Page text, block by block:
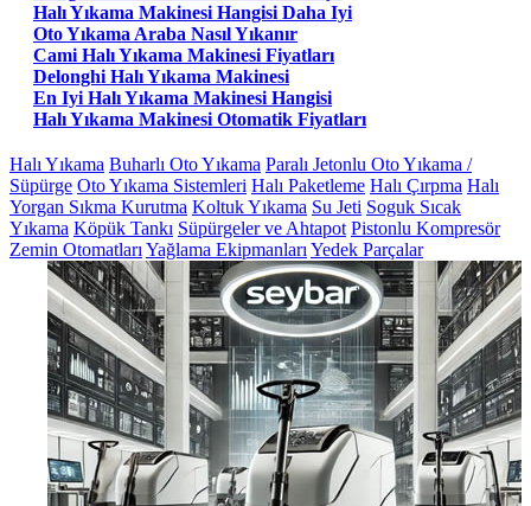
Halı Yıkama Makinesi Hangisi Daha Iyi
Oto Yıkama Araba Nasıl Yıkanır
Cami Halı Yıkama Makinesi Fiyatları
Delonghi Halı Yıkama Makinesi
En Iyi Halı Yıkama Makinesi Hangisi
Halı Yıkama Makinesi Otomatik Fiyatları
Halı Yıkama Buharlı Oto Yıkama Paralı Jetonlu Oto Yıkama /
Süpürge Oto Yıkama Sistemleri Halı Paketleme Halı Çırpma Halı
Yorgan Sıkma Kurutma Koltuk Yıkama Su Jeti Soguk Sıcak
Yıkama Köpük Tankı Süpürgeler ve Ahtapot Pistonlu Kompresör
Zemin Otomatları Yağlama Ekipmanları Yedek Parçalar